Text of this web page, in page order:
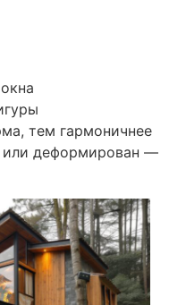
тем гармоничнее
или деформирован —